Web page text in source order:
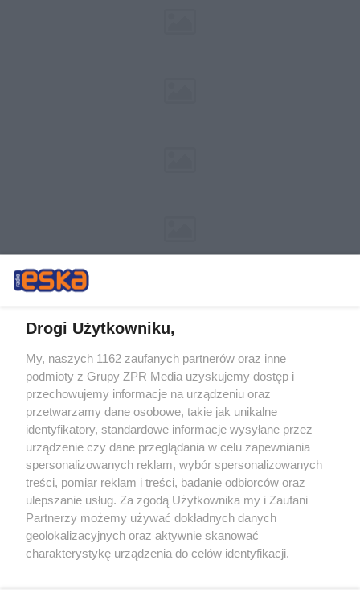
Żaden utwór zamieszczony w serwisie nie może być powielany i
rozpowszechniany lub dalej rozpowszechniany w jakikolwiek sposób (w
tym także elektroniczny lub mechaniczny) na jakimkolwiek polu
eksploatacji w jakiejkolwiek formie, włącznie z umieszczaniem w
Internecie bez pisemnej zgody właściciela praw. Jakiekolwiek użycie lub
wykorzystanie utworów w całości lub w części z naruszeniem prawa,
tzn. bez właściwej zgody, jest zabronione pod groźbą kary i może być
ścigane prawnie.
Drogi Użytkowniku,
My, naszych 1162 zaufanych partnerów oraz inne
podmioty z Grupy ZPR Media uzyskujemy dostęp i
przechowujemy informacje na urządzeniu oraz
przetwarzamy dane osobowe, takie jak unikalne
identyfikatory, standardowe informacje wysyłane przez
urządzenie czy dane przeglądania w celu zapewniania
spersonalizowanych reklam, wybór spersonalizowanych
treści, pomiar reklam i treści, badanie odbiorców oraz
ulepszanie usług. Za zgodą Użytkownika my i Zaufani
Partnerzy możemy używać dokładnych danych
geolokalizacyjnych oraz aktywnie skanować
charakterystykę urządzenia do celów identyfikacji.